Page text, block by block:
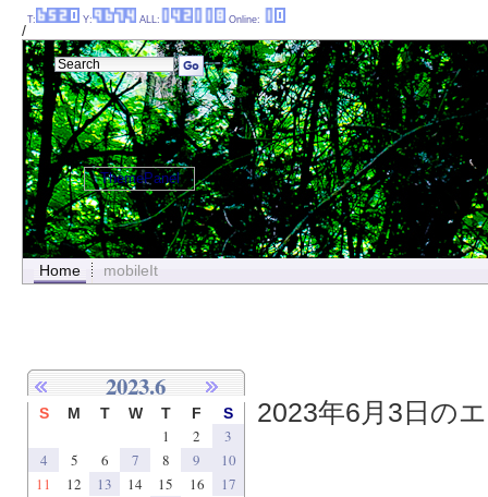
/
Home mobileIt
2023年6月3日の
2023.6
S M T W T F S
1 2
3
4
5 6 7 8 9
10
11
12 13 14 15 16
17
T: Y: ALL: Online:
ThemePanel